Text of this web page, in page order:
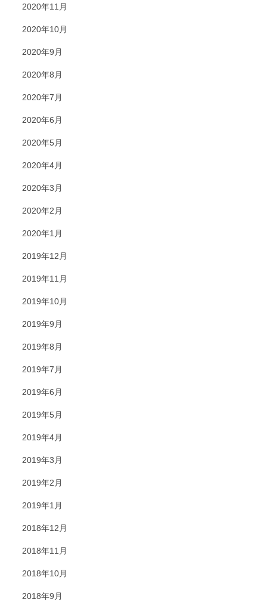
2020年11月
2020年10月
2020年9月
2020年8月
2020年7月
2020年6月
2020年5月
2020年4月
2020年3月
2020年2月
2020年1月
2019年12月
2019年11月
2019年10月
2019年9月
2019年8月
2019年7月
2019年6月
2019年5月
2019年4月
2019年3月
2019年2月
2019年1月
2018年12月
2018年11月
2018年10月
2018年9月